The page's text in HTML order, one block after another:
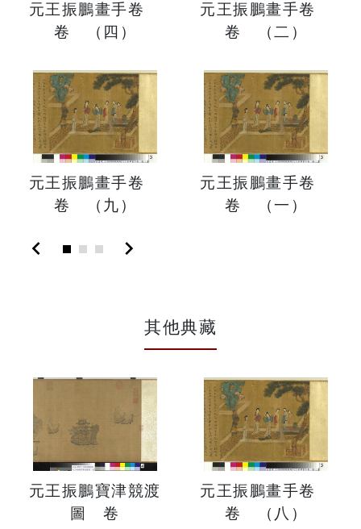
元王振鵬畫手卷
卷 （四）
元王振鵬畫手卷
卷 （二）
元王振鵬畫手卷
卷 （九）
元王振鵬畫手卷
卷 （一）
chevron_left chevron_right
其他典藏
元王振鵬寶津競渡
圖 卷
元王振鵬畫手卷
卷 （八）